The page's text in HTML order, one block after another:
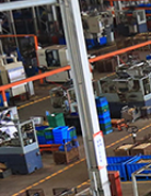
企业形象